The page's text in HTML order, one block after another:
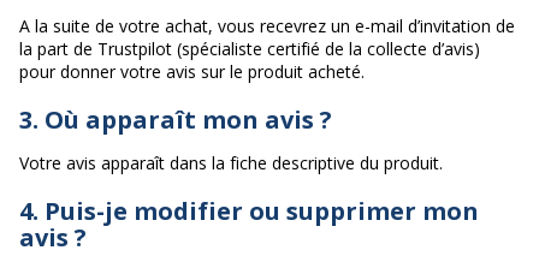
A la suite de votre achat, vous recevrez un e-mail d’invitation de
la part de Trustpilot (spécialiste certifié de la collecte d’avis)
pour donner votre avis sur le produit acheté.
3. Où apparaît mon avis ?
Votre avis apparaît dans la fiche descriptive du produit.
4. Puis-je modifier ou supprimer mon
avis ?